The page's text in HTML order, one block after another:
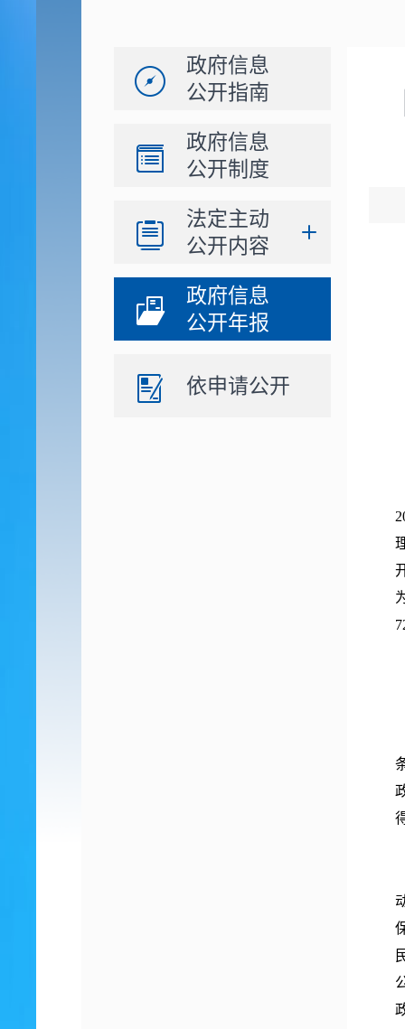
政府信息
公开指南
政府信息
公开制度
法定主动
公开内容
政府信息
公开年报
依申请公开